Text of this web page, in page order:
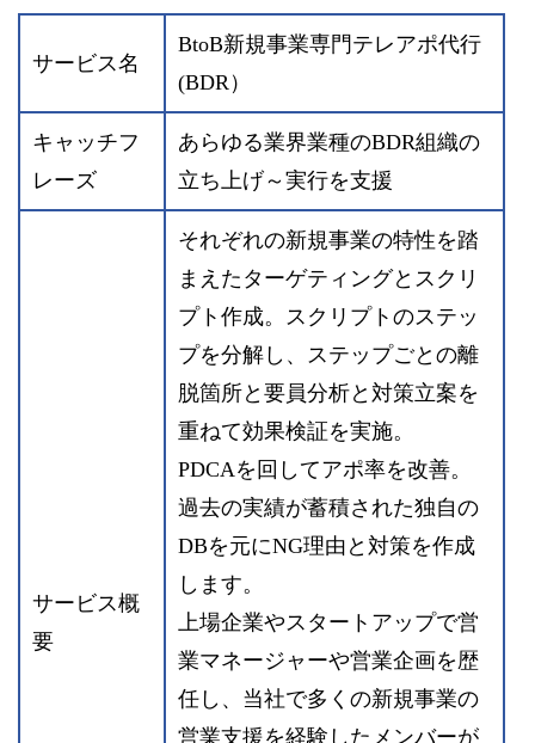
サービス名
BtoB新規事業専門テレアポ代行
(BDR）
キャッチフ
レーズ
あらゆる業界業種のBDR組織の
立ち上げ～実行を支援
サービス概
要
それぞれの新規事業の特性を踏
まえたターゲティングとスクリ
プト作成。スクリプトのステッ
プを分解し、ステップごとの離
脱箇所と要員分析と対策立案を
重ねて効果検証を実施。
PDCAを回してアポ率を改善。
過去の実績が蓄積された独自の
DBを元にNG理由と対策を作成
します。
上場企業やスタートアップで営
業マネージャーや営業企画を歴
任し、当社で多くの新規事業の
営業支援を経験したメンバーが